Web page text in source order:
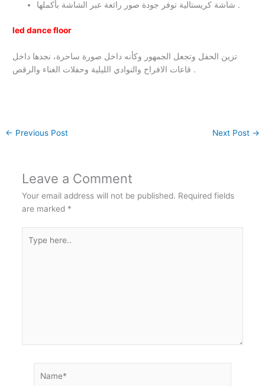
شاشة كريستالية توفر جودة صور رائعة عبر الشاشة بأكملها .
led dance floor
تزين الحفل وتجعل الجمهور وكأنه داخل صورة ساحرة، نجدها داخل
قاعات الافراح والنوادي الليلية وحفلات الغناء والرقص .
← Previous Post Next Post →
Leave a Comment
Your email address will not be published. Required fields
are marked *
here..